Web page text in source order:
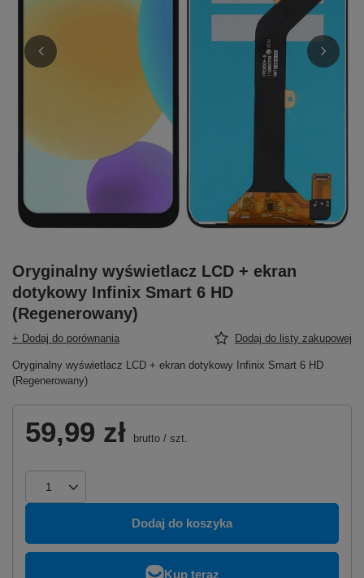
Oryginalny wyświetlacz LCD + ekran
dotykowy Infinix Smart 6 HD
(Regenerowany)
+ Dodaj do porównania Dodaj do listy zakupowej
Oryginalny wyświetlacz LCD + ekran dotykowy Infinix Smart 6 HD
(Regenerowany)
59,99 zł brutto / szt.
Dodaj do koszyka